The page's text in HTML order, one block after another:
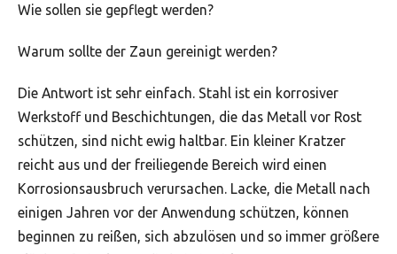
Wie sollen sie gepflegt werden?
Warum sollte der Zaun gereinigt werden?
Die Antwort ist sehr einfach. Stahl ist ein korrosiver
Werkstoff und Beschichtungen, die das Metall vor Rost
schützen, sind nicht ewig haltbar. Ein kleiner Kratzer
reicht aus und der freiliegende Bereich wird einen
Korrosionsausbruch verursachen. Lacke, die Metall nach
einigen Jahren vor der Anwendung schützen, können
beginnen zu reißen, sich abzulösen und so immer größere